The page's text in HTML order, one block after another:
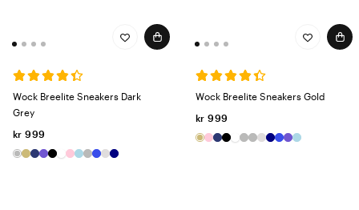
Wock Breelite Sneakers Dark
Grey
kr 999
Wock Breelite Sneakers Gold
kr 999